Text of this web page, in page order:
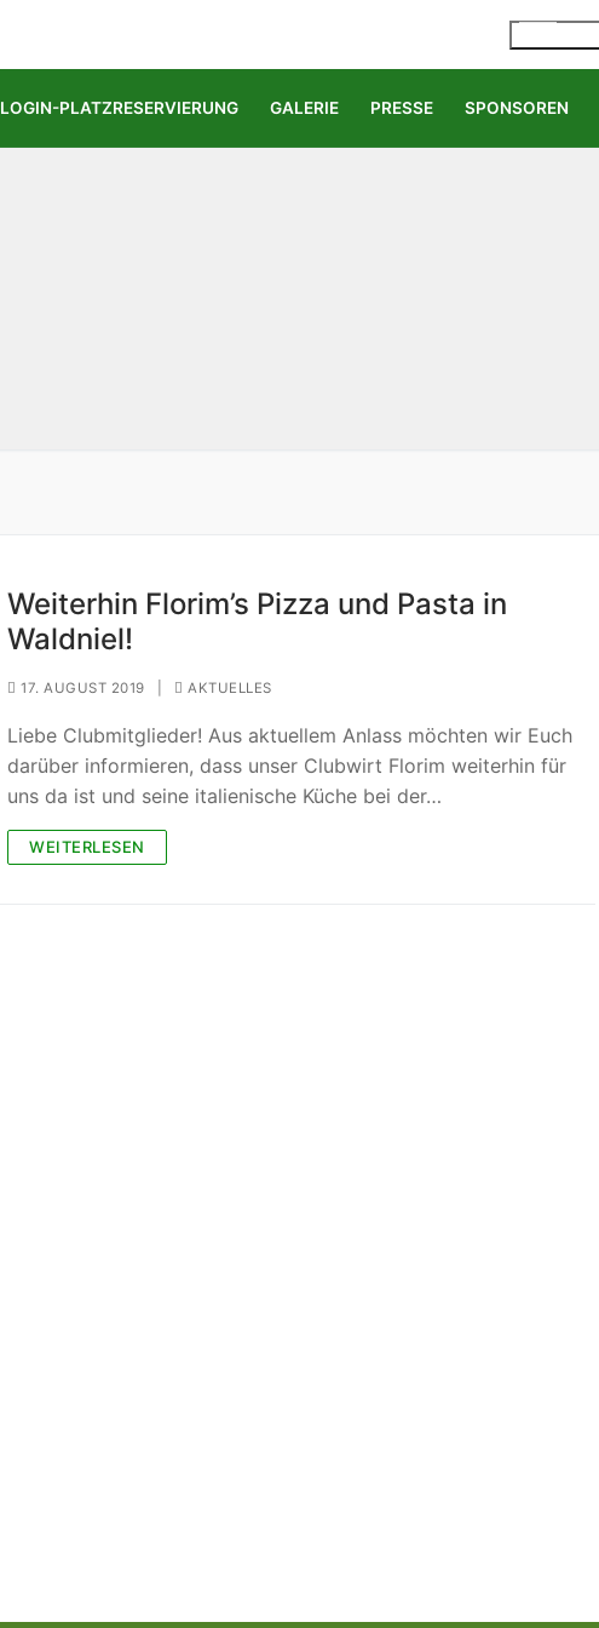
LOGIN-PLATZRESERVIERUNG GALERIE PRESSE SPONSOREN
Weiterhin Florim’s Pizza und Pasta in
Waldniel!
17. AUGUST 2019 AKTUELLES
Liebe Clubmitglieder! Aus aktuellem Anlass möchten wir Euch
darüber informieren, dass unser Clubwirt Florim weiterhin für
uns da ist und seine italienische Küche bei der…
WEITERLESEN